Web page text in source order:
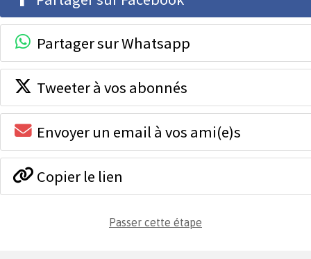
Partager sur Whatsapp
Tweeter à vos abonnés
Envoyer un email à vos ami(e)s
Copier le lien
Passer cette étape